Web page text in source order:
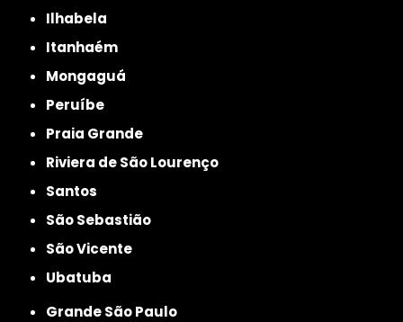
Ilhabela
Itanhaém
Mongaguá
Peruíbe
Praia Grande
Riviera de São Lourenço
Santos
São Sebastião
São Vicente
Ubatuba
Grande São Paulo